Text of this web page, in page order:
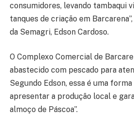
consumidores, levando tambaqui
tanques de criação em
da Semagri, Edson Cardoso.
O Complexo Comercial de
abastecido com pescado para
Segundo Edson, essa é uma
apresentar a produção local e
almoço de Páscoa”.